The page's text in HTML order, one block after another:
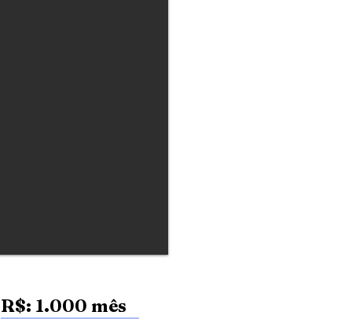
R$: 1.000 mês